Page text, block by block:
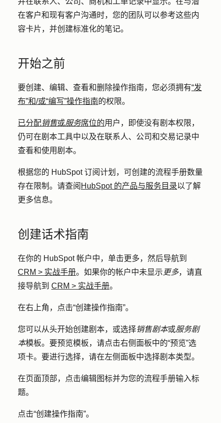
在客户和现有客户沟通时，您的团队可以参考这些内
容卡片，并创建标准化的笔记。
开始之前
要创建、编辑、查看和删除操作指南，您必须拥有“发
布”和/或“编写”操作指南的权限。
已分配销售或服务席位的用户，即使没有剧本权限，
仍可在剧本工具中以及在联系人、公司和交易记录中
查看和使用剧本。
根据您的 HubSpot 订阅计划，可创建的流程手册数量
存在限制。请查阅 HubSpot 的产品与服务目录以了解
更多信息。
创建话术指南
在你的 HubSpot 帐户中，单击更多，然后导航到
CRM > 实战手册。如果你的帐户中未显示 更多，请直
接导航到 CRM > 实战手册。
在右上角，点击“创建操作指南”。
您可以从头开始创建剧本，或选择销售剧本或服务剧
本模板。要预览模板，请点击右侧面板中的“预览”选
项卡。要进行选择，请在左侧面板中选择剧本类型。
在页面顶部，点击编辑图标并为您的流程手册输入标
题。
点击“创建操作指南”。